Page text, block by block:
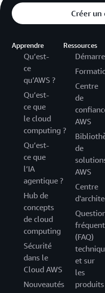
Créer un
Apprendre
Qu’est-
ce
qu’AWS ?
Qu’est-
ce que
le cloud
computing ?
Qu’est-
ce que
l’IA
agentique ?
Hub de
concepts
de cloud
computing
Sécurité
dans le
Cloud AWS
Nouveautés
Ressources
Centre
de
AWS
de
AWS
Centre
(FAQ)
et sur
les
produits